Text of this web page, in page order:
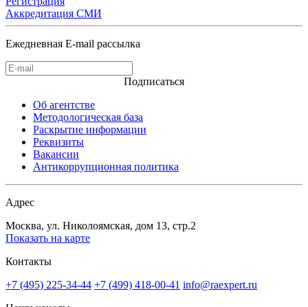
Аккредитация СМИ
Ежедневная E-mail рассылка
Подписаться
Об агентстве
Методологическая база
Раскрытие информации
Реквизиты
Вакансии
Антикоррупционная политика
Адрес
Москва, ул. Николоямская, дом 13, стр.2
Показать на карте
Контакты
+7 (495) 225-34-44 +7 (499) 418-00-41 info@raexpert.ru